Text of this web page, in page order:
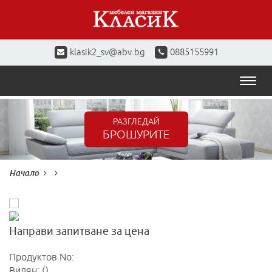
klasik2_sv@abv.bg 0885155991
РАЗГЛЕДАЙ
БРОШУРИТЕ
Начало
Направи запитване за цена
Продуктов No: